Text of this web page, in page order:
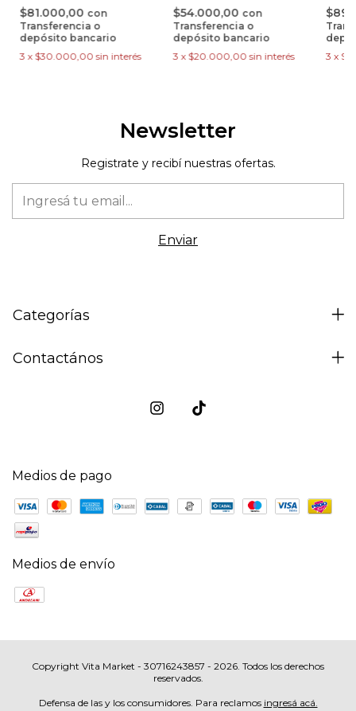
$81.000,00 con
Transferencia o
depósito bancario
3 x $30.000,00 sin interés
$54.000,00 con
Transferencia o
depósito bancario
3 x $20.000,00 sin interés
3 x
Newsletter
Registrate y recibí nuestras ofertas.
Categorías
Contactános
Medios de pago
Medios de envío
Copyright Vita Market - 30716243857 - 2026. Todos los derechos
reservados.
Defensa de las y los consumidores. Para reclamos ingresá acá.